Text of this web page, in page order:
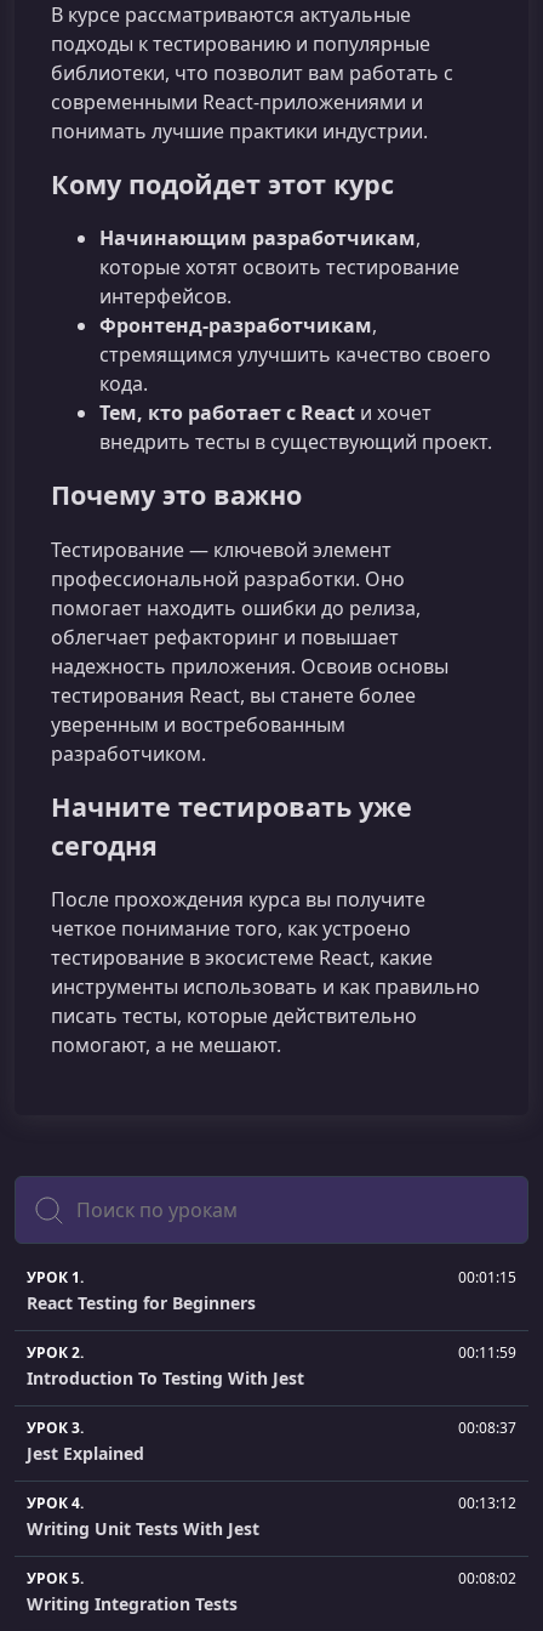
В курсе рассматриваются актуальные
подходы к тестированию и популярные
библиотеки, что позволит вам работать с
современными React‑приложениями и
понимать лучшие практики индустрии.
Кому подойдет этот курс
Начинающим разработчикам,
которые хотят освоить тестирование
интерфейсов.
Фронтенд‑разработчикам,
стремящимся улучшить качество своего
кода.
Тем, кто работает с React и хочет
внедрить тесты в существующий проект.
Почему это важно
Тестирование — ключевой элемент
профессиональной разработки. Оно
помогает находить ошибки до релиза,
облегчает рефакторинг и повышает
надежность приложения. Освоив основы
тестирования React, вы станете более
уверенным и востребованным
разработчиком.
Начните тестировать уже
сегодня
После прохождения курса вы получите
четкое понимание того, как устроено
тестирование в экосистеме React, какие
инструменты использовать и как правильно
писать тесты, которые действительно
помогают, а не мешают.
Поиск
УРОК 1. 00:01:15
React Testing for Beginners
УРОК 2. 00:11:59
Introduction To Testing With Jest
УРОК 3. 00:08:37
Jest Explained
УРОК 4. 00:13:12
Writing Unit Tests With Jest
УРОК 5. 00:08:02
Writing Integration Tests